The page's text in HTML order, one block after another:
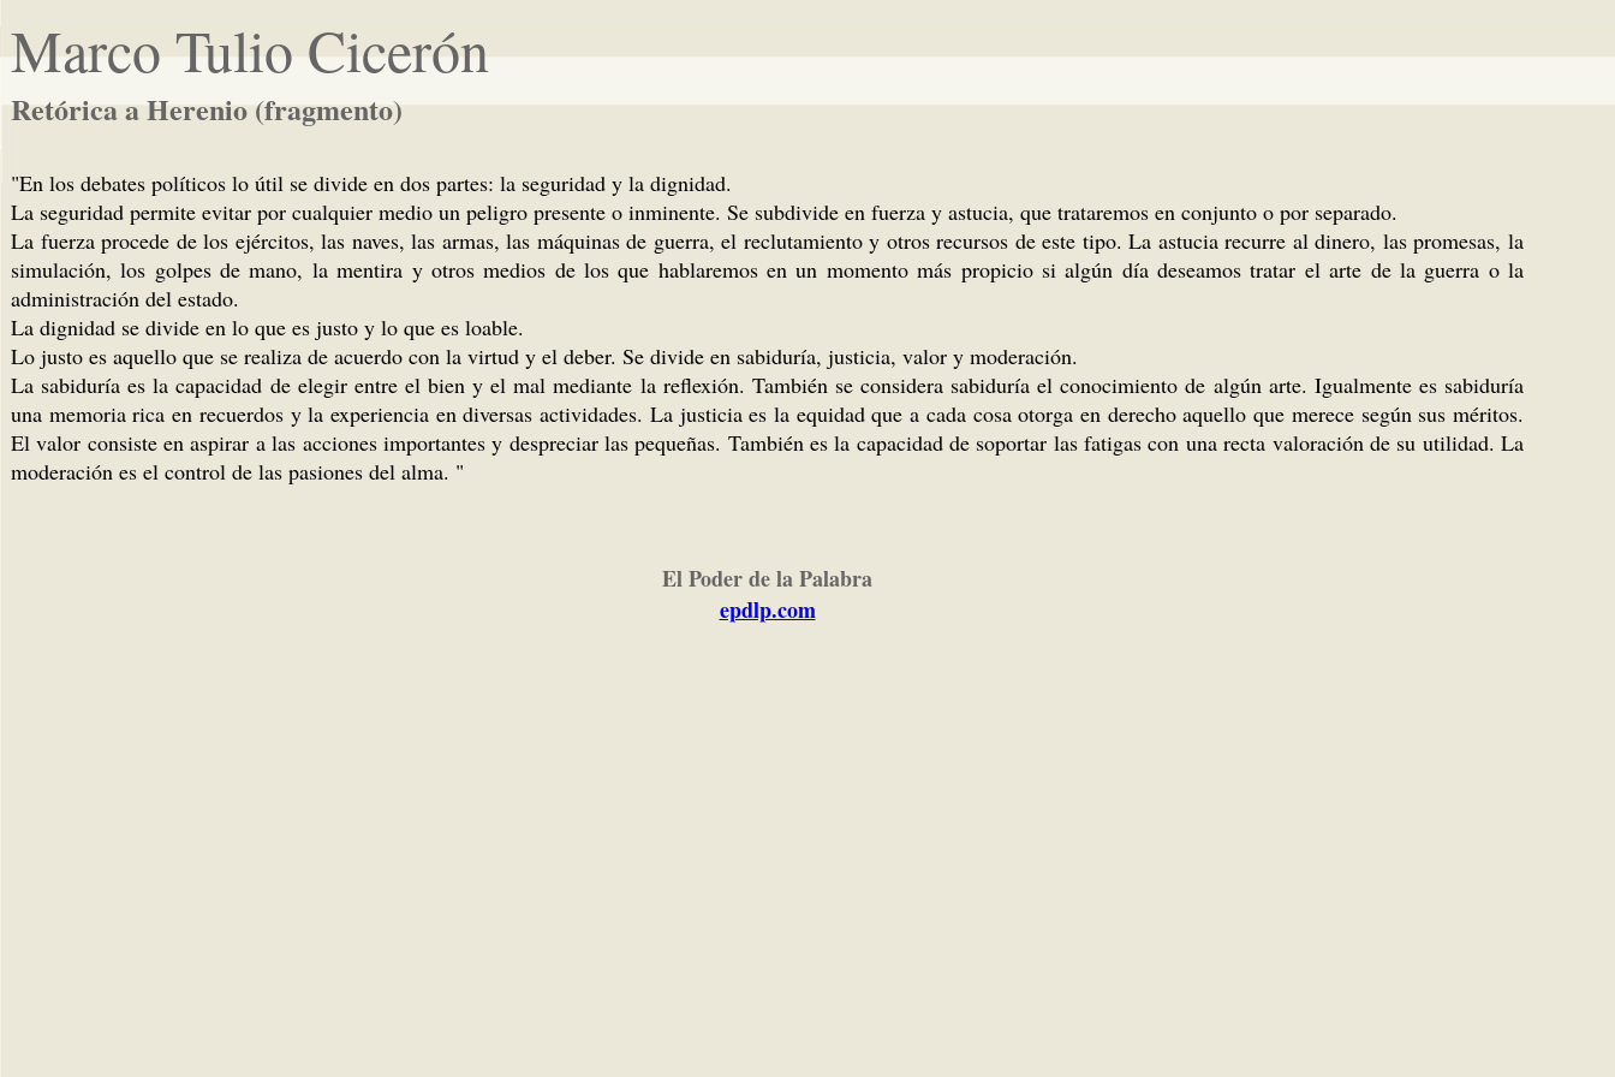
Marco Tulio Cicerón
Retórica a Herenio (fragmento)
"En los debates políticos lo útil se divide en dos partes: la seguridad y la dignidad.
La seguridad permite evitar por cualquier medio un peligro presente o inminente. Se subdivide en fuerza y astucia, que trataremos en conjunto o por separado.
La fuerza procede de los ejércitos, las naves, las armas, las máquinas de guerra, el reclutamiento y otros recursos de este tipo. La astucia recurre al dinero, las promesas, la
simulación, los golpes de mano, la mentira y otros medios de los que hablaremos en un momento más propicio si algún día deseamos tratar el arte de la guerra o la
administración del estado.
La dignidad se divide en lo que es justo y lo que es loable.
Lo justo es aquello que se realiza de acuerdo con la virtud y el deber. Se divide en sabiduría, justicia, valor y moderación.
La sabiduría es la capacidad de elegir entre el bien y el mal mediante la reflexión. También se considera sabiduría el conocimiento de algún arte. Igualmente es sabiduría
una memoria rica en recuerdos y la experiencia en diversas actividades. La justicia es la equidad que a cada cosa otorga en derecho aquello que merece según sus méritos.
El valor consiste en aspirar a las acciones importantes y despreciar las pequeñas. También es la capacidad de soportar las fatigas con una recta valoración de su utilidad. La
moderación es el control de las pasiones del alma. "
El Poder de la Palabra
epdlp.com